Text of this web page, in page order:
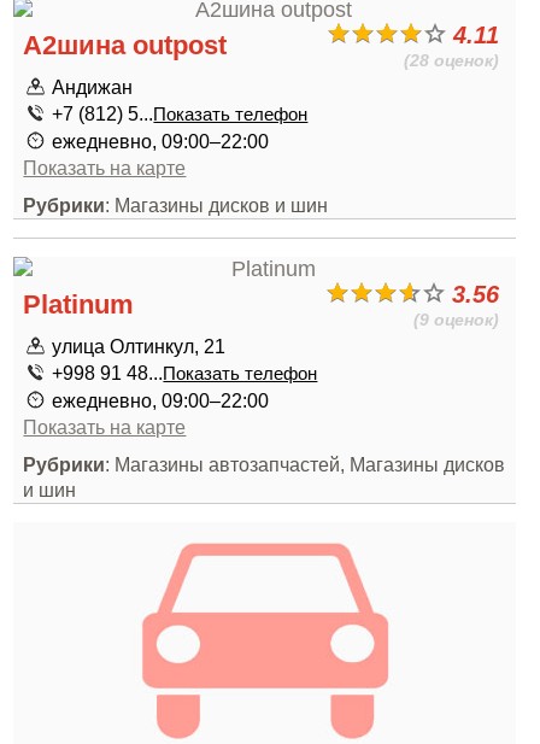
4.11
(28 оценок)
А2шина outpost
Андижан
+7 (812) 5...Показать телефон
ежедневно, 09:00–22:00
Показать на карте
Рубрики: Магазины дисков и шин
3.56
(9 оценок)
Platinum
улица Олтинкул, 21
+998 91 48...Показать телефон
ежедневно, 09:00–22:00
Показать на карте
Рубрики: Магазины автозапчастей, Магазины дисков
и шин